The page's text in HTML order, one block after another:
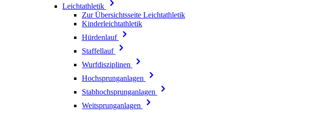
Leichtathletik
Zur Übersichtsseite Leichtathletik
Kinderleichtathletik
Hürdenlauf
Staffellauf
Wurfdisziplinen
Hochsprunganlagen
Stabhochsprunganlagen
Weitsprunganlagen